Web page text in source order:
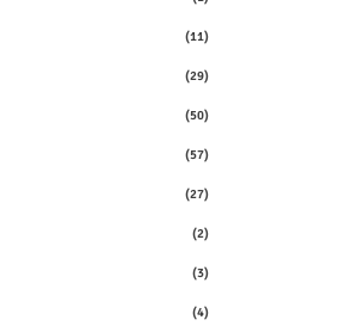
(11)
(29)
(50)
(57)
(27)
(2)
(3)
(4)